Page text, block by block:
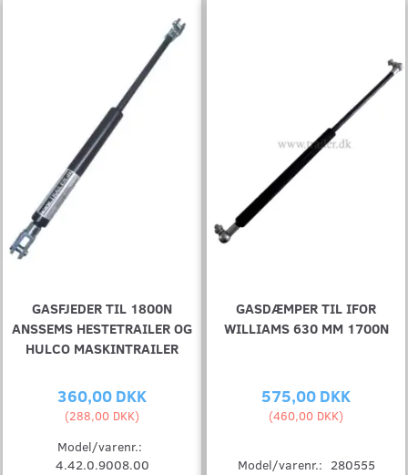
GASFJEDER TIL 1800N
ANSSEMS HESTETRAILER OG
HULCO MASKINTRAILER
360,00 DKK
(288,00 DKK)
Model/varenr.:
4.42.0.9008.00
GASDÆMPER TIL IFOR
WILLIAMS 630 MM 1700N
575,00 DKK
(460,00 DKK)
Model/varenr.: 280555